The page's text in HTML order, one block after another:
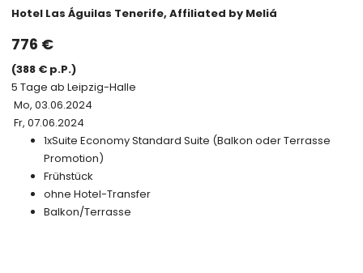
Hotel Las Águilas Tenerife, Affiliated by Meliá
776 €
(388 € p.P.)
5 Tage ab Leipzig-Halle
Mo, 03.06.2024
Fr, 07.06.2024
1xSuite EconomyStandard Suite (Balkon oder Terrasse
Promotion)
Frühstück
ohne Hotel-Transfer
Balkon/Terrasse